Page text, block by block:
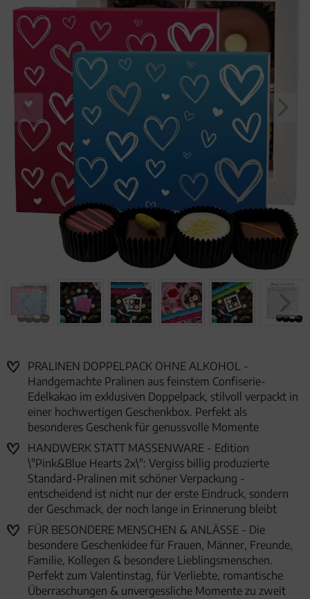
PRALINEN DOPPELPACK OHNE ALKOHOL -
Handgemachte Pralinen aus feinstem Confiserie-
Edelkakao im exklusiven Doppelpack, stilvoll verpackt in
einer hochwertigen Geschenkbox. Perfekt als
besonderes Geschenk für genussvolle Momente
HANDWERK STATT MASSENWARE - Edition
\"Pink&Blue Hearts 2x\": Vergiss billig produzierte
Standard-Pralinen mit schöner Verpackung -
entscheidend ist nicht nur der erste Eindruck, sondern
der Geschmack, der noch lange in Erinnerung bleibt
FÜR BESONDERE MENSCHEN & ANLÄSSE - Die
besondere Geschenkidee für Frauen, Männer, Freunde,
Familie, Kollegen & besondere Lieblingsmenschen.
Perfekt zum Valentinstag, für Verliebte, romantische
Überraschungen & unvergessliche Momente zu zweit